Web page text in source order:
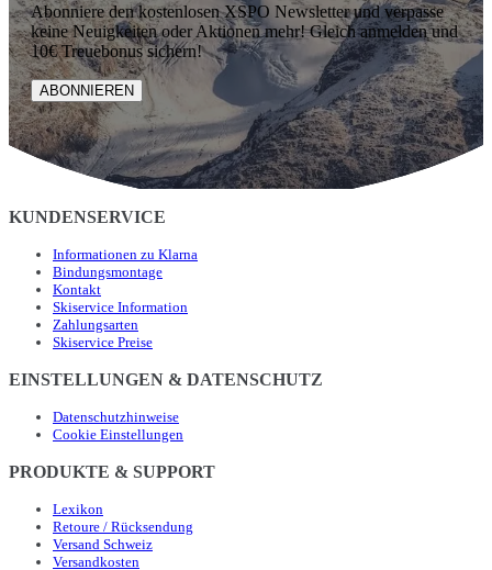
Abonniere den kostenlosen XSPO Newsletter und verpasse
keine Neuigkeiten oder Aktionen mehr! Gleich anmelden und
10€ Treuebonus sichern!
ABONNIEREN
KUNDENSERVICE
Informationen zu Klarna
Bindungsmontage
Kontakt
Skiservice Information
Zahlungsarten
Skiservice Preise
EINSTELLUNGEN & DATENSCHUTZ
Datenschutzhinweise
Cookie Einstellungen
PRODUKTE & SUPPORT
Lexikon
Retoure / Rücksendung
Versand Schweiz
Versandkosten